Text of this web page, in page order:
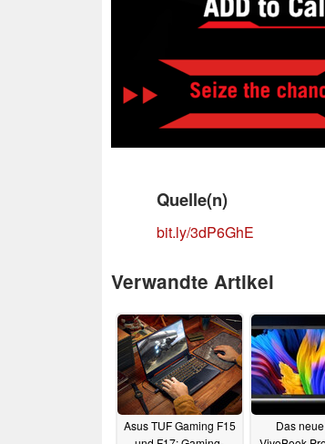
Quelle(n)
bit.ly/3dP6GhE
Verwandte Artikel
Asus TUF Gaming F15
Das